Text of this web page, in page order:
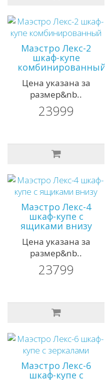
Маэстро Лекс-2
шкаф-купе
комбинированный
Цена указана за
размер&nb..
23999
Маэстро Лекс-4
шкаф-купе с
ящиками внизу
Цена указана за
размер&nb..
23799
Маэстро Лекс-6
шкаф-купе с